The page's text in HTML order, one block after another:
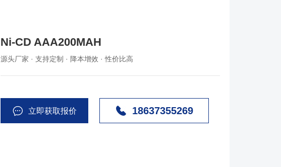
Ni-CD AAA200MAH
源头厂家 · 支持定制 · 降本增效 · 性价比高
立即获取报价 18637355269